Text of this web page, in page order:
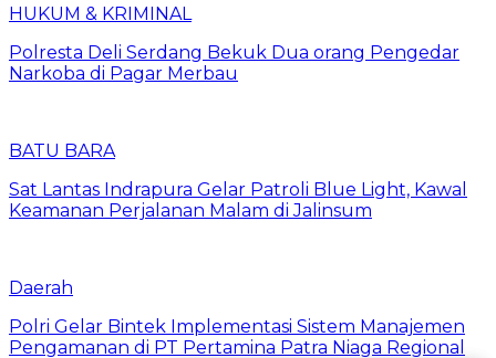
HUKUM & KRIMINAL
Polresta Deli Serdang Bekuk Dua orang Pengedar
Narkoba di Pagar Merbau
BATU BARA
Sat Lantas Indrapura Gelar Patroli Blue Light, Kawal
Keamanan Perjalanan Malam di Jalinsum
Daerah
Polri Gelar Bintek Implementasi Sistem Manajemen
Pengamanan di PT Pertamina Patra Niaga Regional